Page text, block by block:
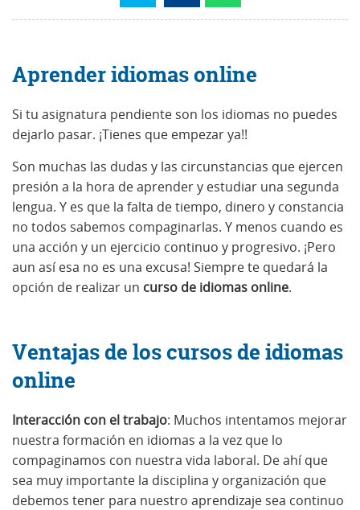
Aprender idiomas online
Si tu asignatura pendiente son los idiomas no puedes
dejarlo pasar. ¡Tienes que empezar ya!!
Son muchas las dudas y las circunstancias que ejercen
presión a la hora de aprender y estudiar una segunda
lengua. Y es que la falta de tiempo, dinero y constancia
no todos sabemos compaginarlas. Y menos cuando es
una acción y un ejercicio continuo y progresivo. ¡Pero
aun así esa no es una excusa! Siempre te quedará la
opción de realizar un curso de idiomas online.
Ventajas de los cursos de idiomas
online
Interacción con el trabajo: Muchos intentamos mejorar
nuestra formación en idiomas a la vez que lo
compaginamos con nuestra vida laboral. De ahí que
sea muy importante la disciplina y organización que
debemos tener para nuestro aprendizaje sea continuo